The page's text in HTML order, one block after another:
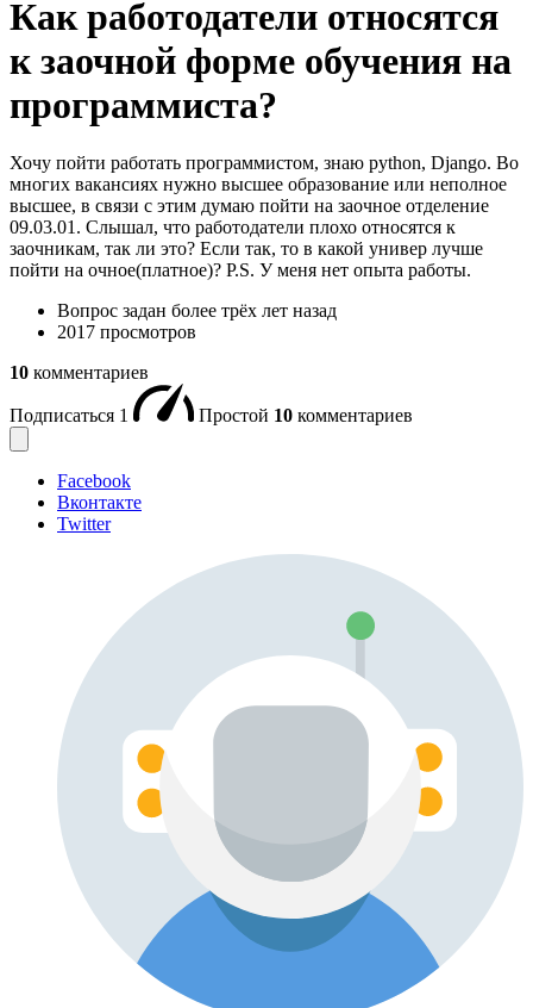
Как работодатели относятся
к заочной форме обучения на
программиста?
Хочу пойти работать программистом, знаю python, Django. Во
многих вакансиях нужно высшее образование или неполное
высшее, в связи с этим думаю пойти на заочное отделение
09.03.01. Слышал, что работодатели плохо относятся к
заочникам, так ли это? Если так, то в какой универ лучше
пойти на очное(платное)? P.S. У меня нет опыта работы.
Вопрос задан более трёх лет назад
2017 просмотров
10 комментариев
Подписаться 1 Простой 10 комментариев
Facebook
Вконтакте
Twitter